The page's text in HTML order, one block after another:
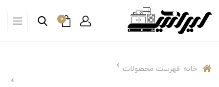
0
خانه فهرست محصولات